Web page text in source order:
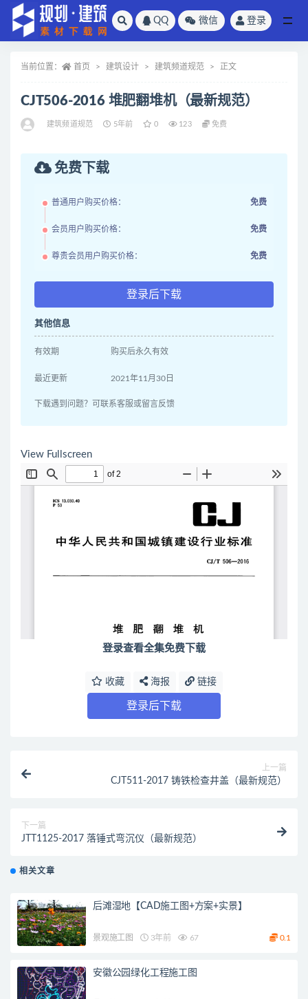
QQ 微信 登录
当前位置： 首页 建筑设计 建筑频道规范 正文
CJT506-2016 堆肥翻堆机（最新规范）
建筑频道规范 5年前 0 123 免费
免费下载
普通用户购买价格： 免费
会员用户购买价格： 免费
尊贵会员用户购买价格： 免费
登录后下载
其他信息
有效期 购买后永久有效
最近更新 2021年11月30日
下载遇到问题？可联系客服或留言反馈
View Fullscreen
登录查看全集免费下载
收藏 海报 链接
登录后下载
上一篇
CJT511-2017 铸铁检查井盖（最新规范）
下一篇
JTT1125-2017 落锤式弯沉仪（最新规范）
相关文章
后滩湿地【CAD施工图+方案+实景】
景观施工图 3年前 67 0.1
安徽公园绿化工程施工图
全部